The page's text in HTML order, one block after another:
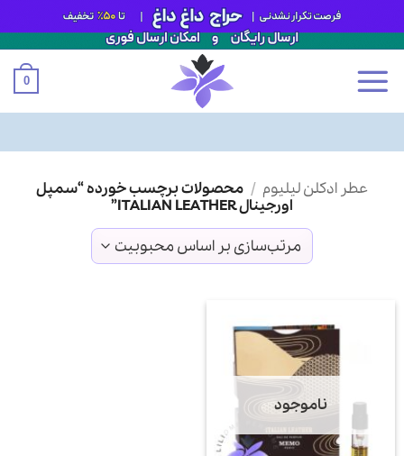
0
عطر ادکلن لیلیوم / محصولات برچسب خورده “سمپل
اورجینال ITALIAN LEATHER”
ناموجود